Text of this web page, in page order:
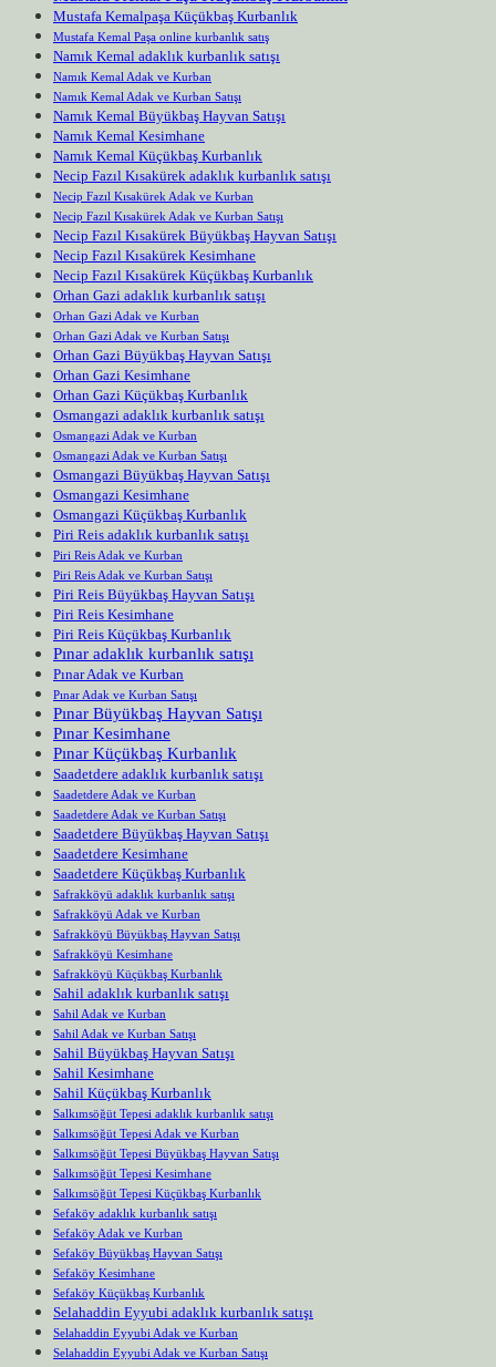
Mustafa Kemalpaşa Küçükbaş Kurbanlık
Mustafa Kemal Paşa online kurbanlık satış
Namık Kemal adaklık kurbanlık satışı
Namık Kemal Adak ve Kurban
Namık Kemal Adak ve Kurban Satışı
Namık Kemal Büyükbaş Hayvan Satışı
Namık Kemal Kesimhane
Namık Kemal Küçükbaş Kurbanlık
Necip Fazıl Kısakürek adaklık kurbanlık satışı
Necip Fazıl Kısakürek Adak ve Kurban
Necip Fazıl Kısakürek Adak ve Kurban Satışı
Necip Fazıl Kısakürek Büyükbaş Hayvan Satışı
Necip Fazıl Kısakürek Kesimhane
Necip Fazıl Kısakürek Küçükbaş Kurbanlık
Orhan Gazi adaklık kurbanlık satışı
Orhan Gazi Adak ve Kurban
Orhan Gazi Adak ve Kurban Satışı
Orhan Gazi Büyükbaş Hayvan Satışı
Orhan Gazi Kesimhane
Orhan Gazi Küçükbaş Kurbanlık
Osmangazi adaklık kurbanlık satışı
Osmangazi Adak ve Kurban
Osmangazi Adak ve Kurban Satışı
Osmangazi Büyükbaş Hayvan Satışı
Osmangazi Kesimhane
Osmangazi Küçükbaş Kurbanlık
Piri Reis adaklık kurbanlık satışı
Piri Reis Adak ve Kurban
Piri Reis Adak ve Kurban Satışı
Piri Reis Büyükbaş Hayvan Satışı
Piri Reis Kesimhane
Piri Reis Küçükbaş Kurbanlık
Pınar adaklık kurbanlık satışı
Pınar Adak ve Kurban
Pınar Adak ve Kurban Satışı
Pınar Büyükbaş Hayvan Satışı
Pınar Kesimhane
Pınar Küçükbaş Kurbanlık
Saadetdere adaklık kurbanlık satışı
Saadetdere Adak ve Kurban
Saadetdere Adak ve Kurban Satışı
Saadetdere Büyükbaş Hayvan Satışı
Saadetdere Kesimhane
Saadetdere Küçükbaş Kurbanlık
Safrakköyü adaklık kurbanlık satışı
Safrakköyü Adak ve Kurban
Safrakköyü Büyükbaş Hayvan Satışı
Safrakköyü Kesimhane
Safrakköyü Küçükbaş Kurbanlık
Sahil adaklık kurbanlık satışı
Sahil Adak ve Kurban
Sahil Adak ve Kurban Satışı
Sahil Büyükbaş Hayvan Satışı
Sahil Kesimhane
Sahil Küçükbaş Kurbanlık
Salkımsöğüt Tepesi adaklık kurbanlık satışı
Salkımsöğüt Tepesi Adak ve Kurban
Salkımsöğüt Tepesi Büyükbaş Hayvan Satışı
Salkımsöğüt Tepesi Kesimhane
Salkımsöğüt Tepesi Küçükbaş Kurbanlık
Sefaköy adaklık kurbanlık satışı
Sefaköy Adak ve Kurban
Sefaköy Büyükbaş Hayvan Satışı
Sefaköy Kesimhane
Sefaköy Küçükbaş Kurbanlık
Selahaddin Eyyubi adaklık kurbanlık satışı
Selahaddin Eyyubi Adak ve Kurban
Selahaddin Eyyubi Adak ve Kurban Satışı